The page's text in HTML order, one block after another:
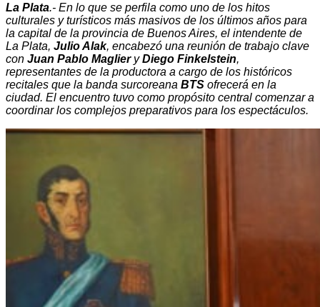
La Plata.- En lo que se perfila como uno de los hitos
culturales y turísticos más masivos de los últimos años para
la capital de la provincia de Buenos Aires, el intendente de
La Plata, Julio Alak, encabezó una reunión de trabajo clave
con Juan Pablo MaglieryDiego Finkelstein,
representantes de la productora a cargo de los históricos
recitales que la banda surcoreana BTS ofrecerá en la
ciudad. El encuentro tuvo como propósito central comenzar a
coordinar los complejos preparativos para los espectáculos.